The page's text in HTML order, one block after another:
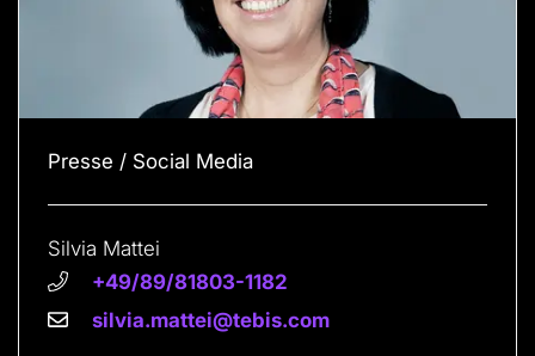
Presse / Social Media
Silvia Mattei
+49/89/81803-1182
silvia.mattei@tebis.com